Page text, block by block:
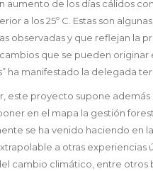
aumento de los días cálidos
a los 25º C. Estas son
observadas y que reflejan la
que se pueden originar
ha manifestado la delegada
este proyecto supone
en el mapa la gestión
se ha venido haciendo en
a otras experiencias
cambio climático, entre otros